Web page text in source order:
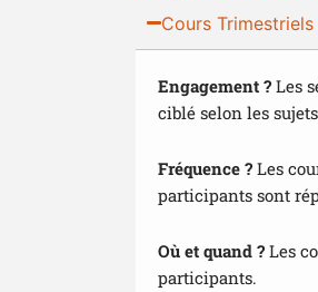
Cours Trimestriels
Engagement ? Les
ciblé selon les
Fréquence ? Les
participants sont
Où et quand ? Les
participants.